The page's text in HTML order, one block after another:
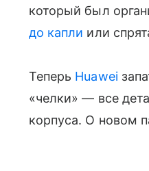
который был
до капли или
Теперь Huawei
«челки» — все
корпуса. О новом